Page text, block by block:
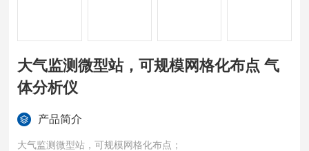
大气监测微型站，可规模网格化布点 气
体分析仪
产品简介
大气监测微型站，可规模网格化布点；